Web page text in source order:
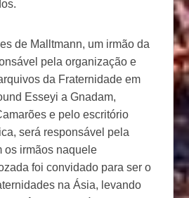
de Malltmann, um irmão da
pela organização e
da Fraternidade em
Esseyi a Gnadam,
e pelo escritório
será responsável pela
os irmãos naquele
foi convidado para ser o
na Ásia, levando